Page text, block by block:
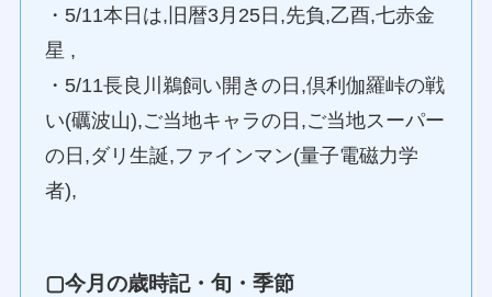
・5/11本日は,旧暦3月25日,先負,乙酉,七赤金
星 ,
・5/11長良川鵜飼い開きの日,倶利伽羅峠の戦
い(礪波山),ご当地キャラの日,ご当地スーパー
の日,ダリ生誕,ファインマン(量子電磁力学
者),
▢今月の歳時記・旬・季節